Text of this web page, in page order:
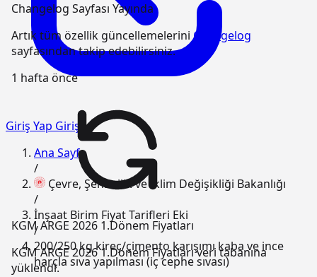
Changelog Sayfası Yayında
Artık tüm özellik güncellemeleriniChangelog
sayfasından takip edebilirsiniz.
1 hafta önce
KGM ARGE 2026 1.Dönem Fiyatları
KGM ARGE 2026 1.Dönem Fiyatları veri tabanına
yüklendi.
Giriş Yap Giriş
Ana Sayfa
/
Çevre, Şehircilik ve İklim Değişikliği Bakanlığı
/
İnşaat Birim Fiyat Tarifleri Eki
/
200/250 kg kireç/çimento karışımı kaba ve ince
harçla sıva yapılması (iç cephe sıvası)